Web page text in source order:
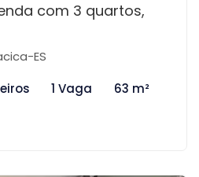
com 3 quartos,
ES
1 Vaga 63 m²